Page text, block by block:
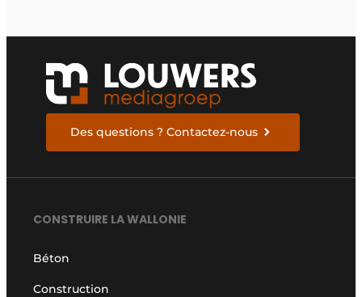
Des questions ? Contactez-nous
CONSTRUIRE LA WALLONIE
Béton
Construction